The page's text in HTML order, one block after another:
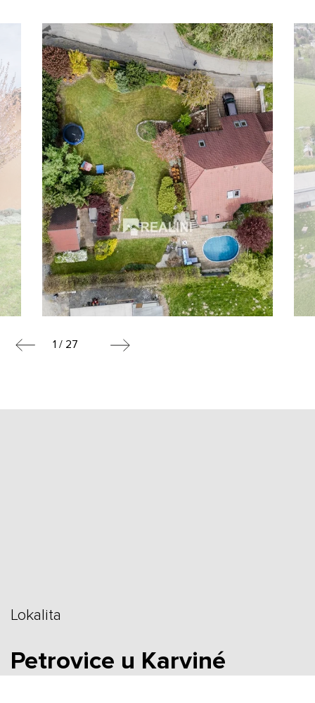
1 / 27
Lokalita
Petrovice u Karviné